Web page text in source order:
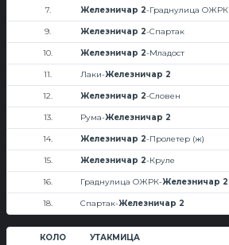
7. Железничар 2-Граднулица ОЖРК
9. Железничар 2-Спартак
10. Железничар 2-Младост
11. Лаки-Железничар 2
12. Железничар 2-Словен
13. Рума-Железничар 2
14. Железничар 2-Пролетер (ж)
15. Железничар 2-Круле
16. Граднулица ОЖРК-Железничар 2
18. Спартак-Железничар 2
КОЛО УТАКМИЦА